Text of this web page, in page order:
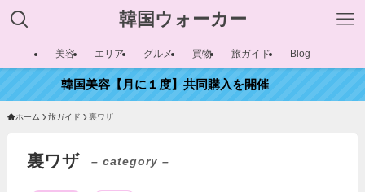
韓国ウォーカー
美容 エリア グルメ 買物 旅ガイド Blog
韓国美容【月に１度】共同購入を開催
ホーム 旅ガイド 裏ワザ
裏ワザ – category –